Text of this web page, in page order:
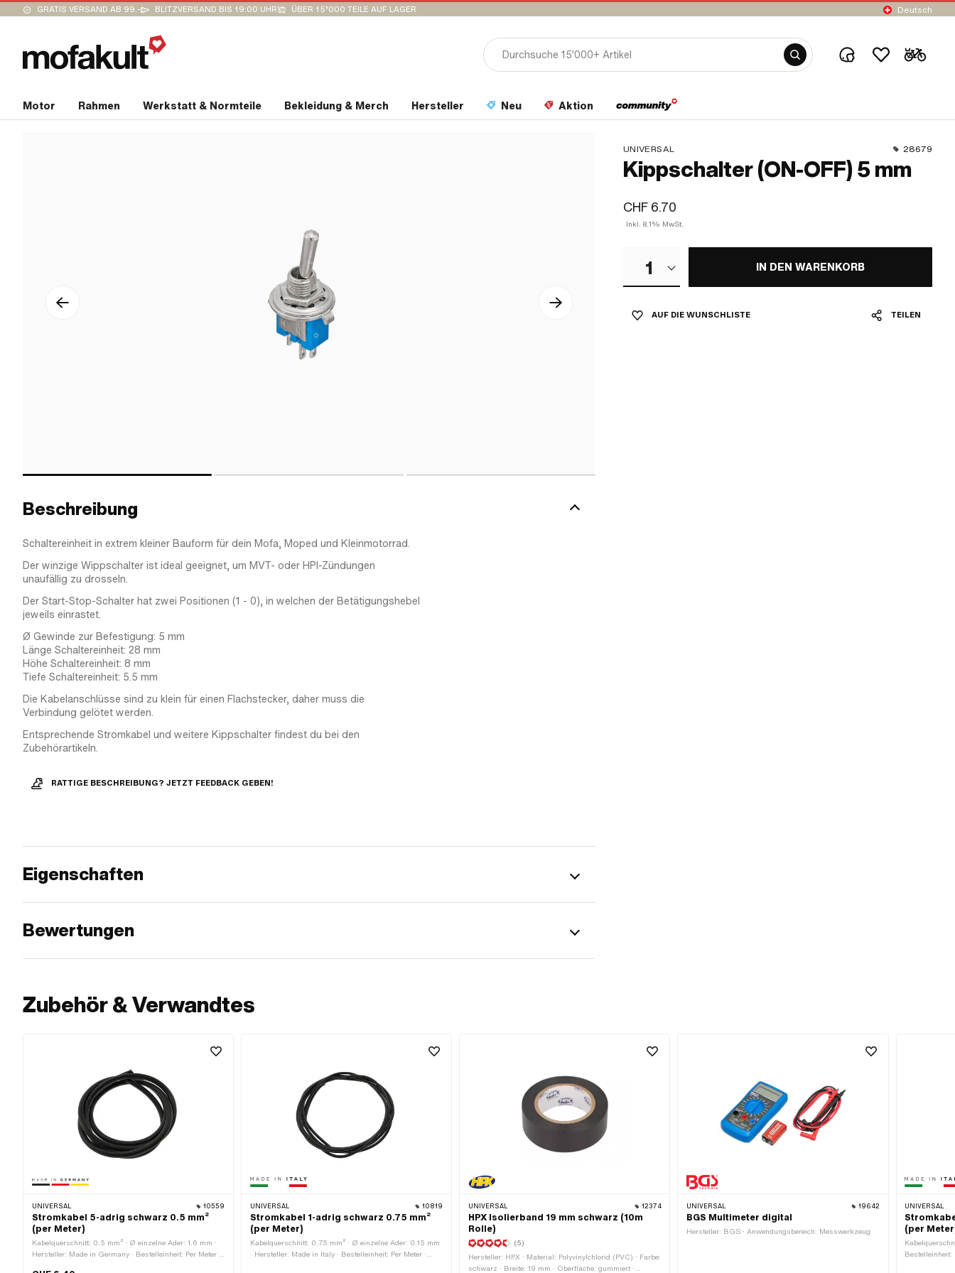
GRATIS VERSAND AB 99.- BLITZVERSAND BIS 19:00 UHR ÜBER 15’000 TEILE AUF LAGER Deutsch
Motor Rahmen Werkstatt & Normteile Bekleidung & Merch Hersteller Neu Aktion
UNIVERSAL 28679
Kippschalter (ON-OFF) 5 mm
CHF 6.70
Inkl. 8.1% MwSt.
1 IN DEN WARENKORB
AUF DIE WUNSCHLISTE TEILEN
Beschreibung
Schaltereinheit in extrem kleiner Bauform für dein Mofa, Moped und Kleinmotorrad.
Der winzige Wippschalter ist ideal geeignet, um MVT- oder HPI-Zündungen
unaufällig zu drosseln.
Der Start-Stop-Schalter hat zwei Positionen (1 - 0), in welchen der Betätigungshebel
jeweils einrastet.
Ø Gewinde zur Befestigung: 5 mm
Länge Schaltereinheit: 28 mm
Höhe Schaltereinheit: 8 mm
Tiefe Schaltereinheit: 5.5 mm
Die Kabelanschlüsse sind zu klein für einen Flachstecker, daher muss die
Verbindung gelötet werden.
Entsprechende Stromkabel und weitere Kippschalter findest du bei den
Zubehörartikeln.
RATTIGE BESCHREIBUNG? JETZT FEEDBACK GEBEN!
Eigenschaften
Bewertungen
Zubehör & Verwandtes
UNIVERSAL 10559
Stromkabel 5-adrig schwarz 0.5 mm²
(per Meter)
Kabelquerschnitt: 0.5 mm² · Ø einzelne Ader: 1.6 mm ·
Hersteller: Made in Germany · Bestelleinheit: Per Meter ·
UNIVERSAL 10819
Stromkabel 1-adrig schwarz 0.75 mm²
(per Meter)
Kabelquerschnitt: 0.75 mm² · Ø einzelne Ader: 0.15 mm
· Hersteller: Made in Italy · Bestelleinheit: Per Meter ·
UNIVERSAL 12374
HPX Isolierband 19 mm schwarz (10m
Rolle)
(5)
Hersteller: HPX · Material: Polyvinylchlorid (PVC) · Farbe:
schwarz · Breite: 19 mm · Oberfläche: gummiert ·
UNIVERSAL 19642
BGS Multimeter digital
Hersteller: BGS · Anwendungsbereich: Messwerkzeug
UNIVERSAL
(per
Bestelleinheit: